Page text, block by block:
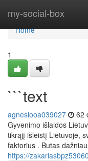
my-social-box
Home
Home
1
```text
agnesiooa039027 62
Gyvenimo išlaidos
tikrąjį išleistį Lietuvoje,
faktorius . Butas
https://